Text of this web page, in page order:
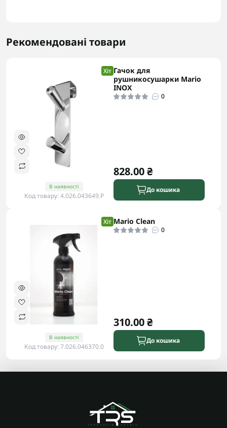
Рекомендовані товари
Хіт
В наявності
Код товару: 4.026.043649.P
Гачок для
рушникосушарки Mario
INOX
0
828.00 ₴
До кошика
Хіт
В наявності
Код товару: 7.026.046370.0
Mario Clean
0
310.00 ₴
До кошика